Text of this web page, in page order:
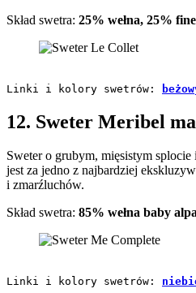
Skład swetra: 25% wełna, 25%
Linki i kolory swetrów:
12. Sweter Meribel
Sweter o grubym, mięsistym
jest za jedno z najbardziej
i zmarźluchów.
Skład swetra: 85% wełna baby
Linki i kolory swetrów: